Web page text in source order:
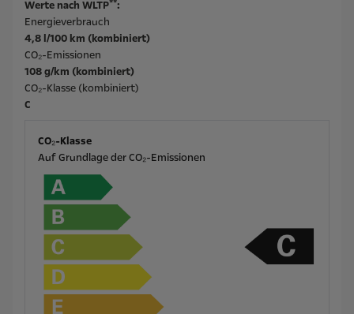
Werte nach WLTP**:
Energieverbrauch
4,8 l/100 km (kombiniert)
CO₂-Emissionen
108 g/km (kombiniert)
CO₂-Klasse (kombiniert)
C
CO₂-Klasse
Auf Grundlage der CO₂-Emissionen